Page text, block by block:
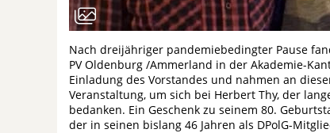
Nach dreijähriger pandemiebedingter Pause
PV Oldenburg /Ammerland in der Akademie-
Einladung des Vorstandes und nahmen an
Veranstaltung, um sich bei Herbert Thy, der
bedanken. Ein Geschenk zu seinem 80.
der in seinen bislang 46 Jahren als DPolG-